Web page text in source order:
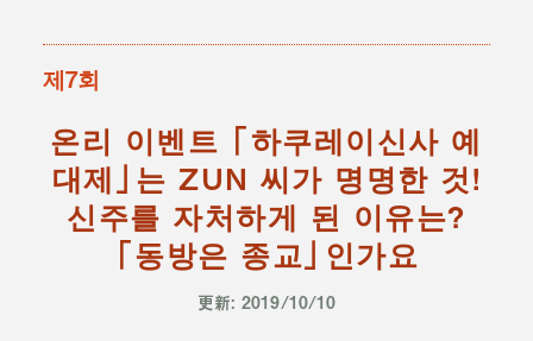
제7회
온리 이벤트 「하쿠레이신사 예
대제」는 ZUN 씨가 명명한 것!
신주를 자처하게 된 이유는?
「동방은 종교」인가요
更新: 2019/10/10